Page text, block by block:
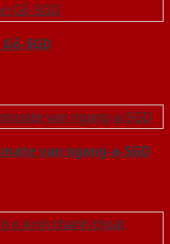
SGD
van ngang-a-SGD